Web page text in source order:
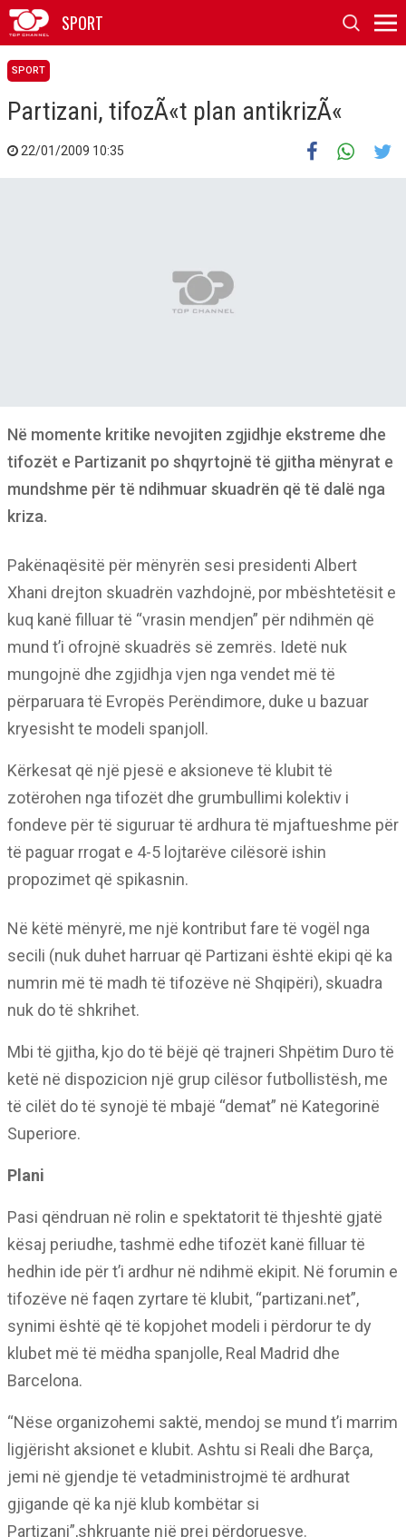
SPORT
SPORT
Partizani, tifozÃ«t plan antikrizÃ«
22/01/2009 10:35
Në momente kritike nevojiten zgjidhje ekstreme dhe
tifozët e Partizanit po shqyrtojnë të gjitha mënyrat e
mundshme për të ndihmuar skuadrën që të dalë nga
kriza.
Pakënaqësitë për mënyrën sesi presidenti Albert
Xhani drejton skuadrën vazhdojnë, por mbështetësit e
kuq kanë filluar të “vrasin mendjen” për ndihmën që
mund t’i ofrojnë skuadrës së zemrës. Idetë nuk
mungojnë dhe zgjidhja vjen nga vendet më të
përparuara të Evropës Perëndimore, duke u bazuar
kryesisht te modeli spanjoll.
Kërkesat që një pjesë e aksioneve të klubit të
zotërohen nga tifozët dhe grumbullimi kolektiv i
fondeve për të siguruar të ardhura të mjaftueshme për
të paguar rrogat e 4-5 lojtarëve cilësorë ishin
propozimet që spikasnin.
Në këtë mënyrë, me një kontribut fare të vogël nga
secili (nuk duhet harruar që Partizani është ekipi që ka
numrin më të madh të tifozëve në Shqipëri), skuadra
nuk do të shkrihet.
Mbi të gjitha, kjo do të bëjë që trajneri Shpëtim Duro të
ketë në dispozicion një grup cilësor futbollistësh, me
të cilët do të synojë të mbajë “demat” në Kategorinë
Superiore.
Plani
Pasi qëndruan në rolin e spektatorit të thjeshtë gjatë
kësaj periudhe, tashmë edhe tifozët kanë filluar të
hedhin ide për t’i ardhur në ndihmë ekipit. Në forumin e
tifozëve në faqen zyrtare të klubit, “partizani.net”,
synimi është që të kopjohet modeli i përdorur te dy
klubet më të mëdha spanjolle, Real Madrid dhe
Barcelona.
“Nëse organizohemi saktë, mendoj se mund t’i marrim
ligjërisht aksionet e klubit. Ashtu si Reali dhe Barça,
jemi në gjendje të vetadministrojmë të ardhurat
gjigande që ka një klub kombëtar si
Partizani”,shkruante një prej përdoruesve.